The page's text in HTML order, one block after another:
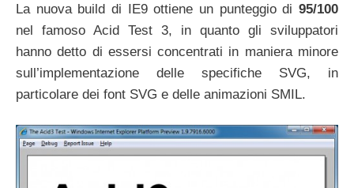
La nuova build di IE9 ottiene un punteggio di 95/100
nel famoso Acid Test 3, in quanto gli sviluppatori
hanno detto di essersi concentrati in maniera minore
sull’implementazione delle specifiche SVG, in
particolare dei font SVG e delle animazioni SMIL.